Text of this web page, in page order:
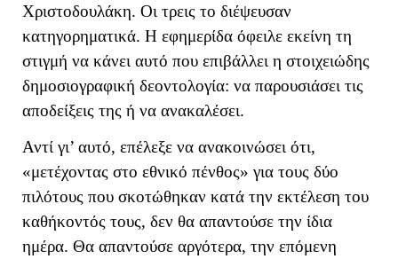
Χριστοδουλάκη. Οι τρεις το διέψευσαν
κατηγορηματικά. Η εφημερίδα όφειλε εκείνη τη
στιγμή να κάνει αυτό που επιβάλλει η στοιχειώδης
δημοσιογραφική δεοντολογία: να παρουσιάσει τις
αποδείξεις της ή να ανακαλέσει.
Αντί γι’ αυτό, επέλεξε να ανακοινώσει ότι,
«μετέχοντας στο εθνικό πένθος» για τους δύο
πιλότους που σκοτώθηκαν κατά την εκτέλεση του
καθήκοντός τους, δεν θα απαντούσε την ίδια
ημέρα. Θα απαντούσε αργότερα, την επόμενη